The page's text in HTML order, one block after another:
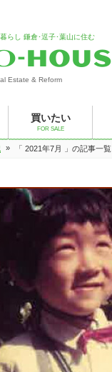
らし 鎌倉･逗子･葉山に住む
Estate & Reform
買いたい
FOR SALE
» 「 2021年7月 」の記事一覧